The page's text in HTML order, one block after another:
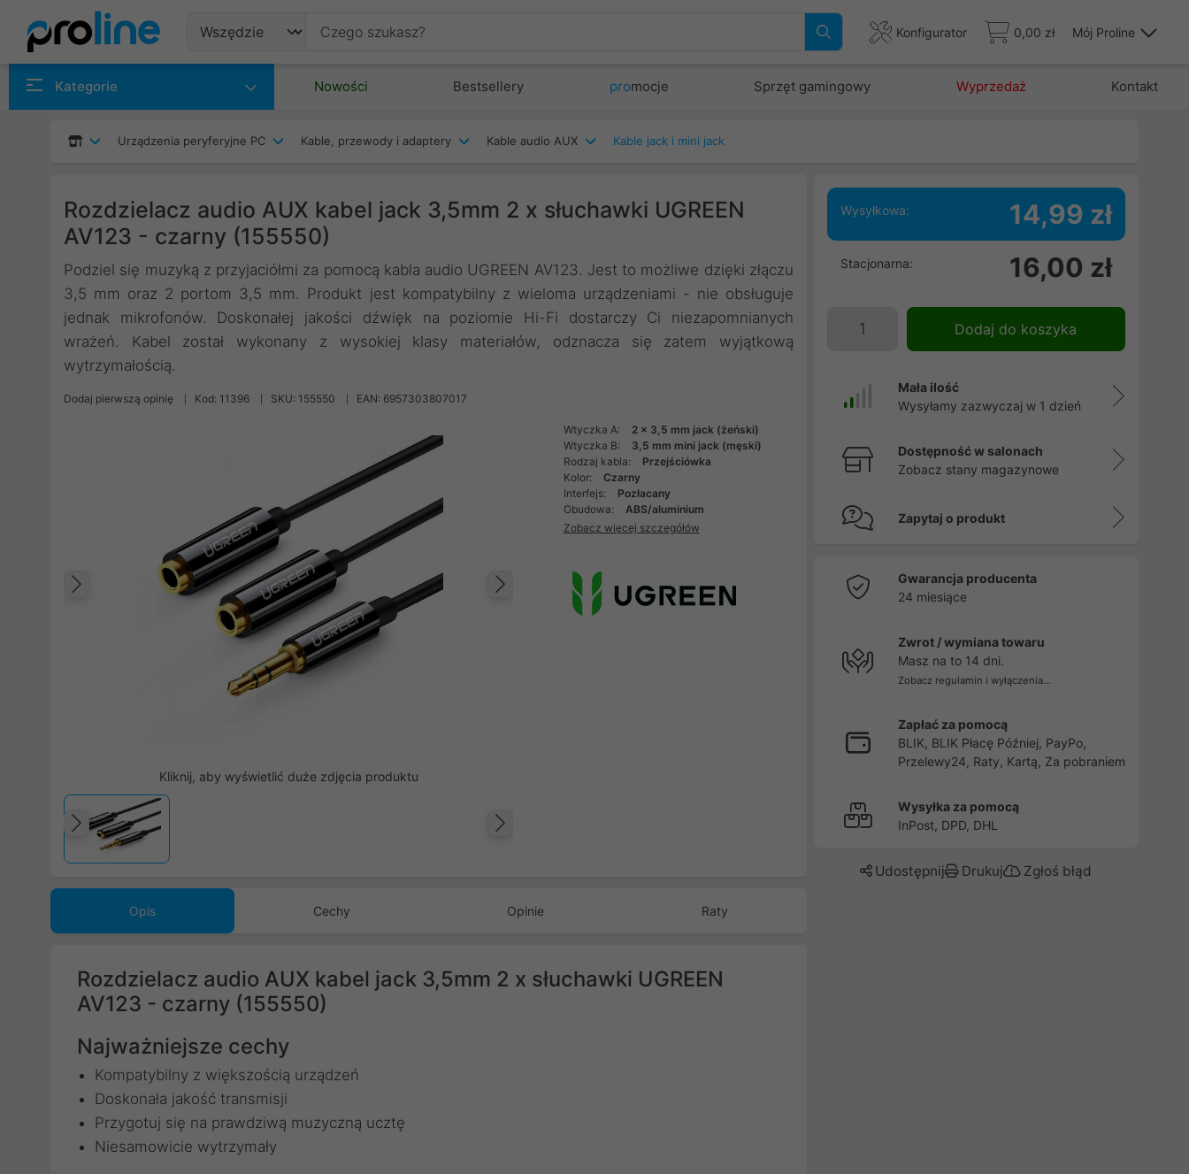
Konfigurator 0,00 zł Mój Proline
Kategorie Nowości Bestsellery promocje Sprzęt gamingowy Wyprzedaż Kontakt
Urządzenia peryferyjne PC Kable, przewody i adaptery Kable audio AUX Kable jack i mini jack
Rozdzielacz audio AUX kabel jack 3,5mm 2 x słuchawki UGREEN
AV123 - czarny (155550)
Podziel się muzyką z przyjaciółmi za pomocą kabla audio UGREEN AV123. Jest to możliwe dzięki złączu
3,5 mm oraz 2 portom 3,5 mm. Produkt jest kompatybilny z wieloma urządzeniami - nie obsługuje
jednak mikrofonów. Doskonałej jakości dźwięk na poziomie Hi-Fi dostarczy Ci niezapomnianych
wrażeń. Kabel został wykonany z wysokiej klasy materiałów, odznacza się zatem wyjątkową
wytrzymałością.
Dodaj pierwszą opinię Kod: 11396 SKU: 155550 EAN: 6957303807017
Następny
Poprzedni
Kliknij, aby wyświetlić duże zdjęcia produktu
Poprzedni
Wtyczka A:
2 x 3,5 mm jack (żeński)
Wtyczka B:
3,5 mm mini jack (męski)
Rodzaj kabla:
Przejściówka
Kolor:
Czarny
Interfejs:
Pozłacany
Obudowa:
ABS/aluminium
Zobacz więcej szczegółów
Opis Cechy Opinie Raty
Rozdzielacz audio AUX kabel jack 3,5mm 2 x słuchawki UGREEN
AV123 - czarny (155550)
Najważniejsze cechy
Kompatybilny z większością urządzeń
Doskonała jakość transmisji
Przygotuj się na prawdziwą muzyczną ucztę
Niesamowicie wytrzymały
Wysyłkowa: 14,99 zł
Stacjonarna: 16,00 zł
Dodaj do koszyka
Mała ilość
Wysyłamy zazwyczaj w 1 dzień
Dostępność w salonach
Zobacz stany magazynowe
Zapytaj o produkt
Gwarancja producenta
24 miesiące
Zwrot / wymiana towaru
Masz na to 14 dni.
Zobacz regulamin i wyłączenia...
Zapłać za pomocą
BLIK, BLIK Płacę Później, PayPo,
Przelewy24, Raty, Kartą, Za pobraniem
Wysyłka za pomocą
InPost, DPD, DHL
Udostępnij Drukuj Zgłoś błąd